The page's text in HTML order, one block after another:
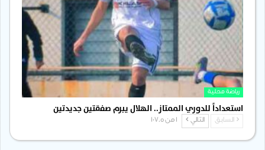
رياضة محلية
استعداداً للدوري الممتاز.. الهلال يبرم صفقتين جديدتين
السابق التالي